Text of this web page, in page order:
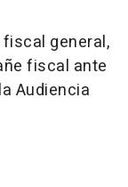
general,
fiscal ante
Audiencia